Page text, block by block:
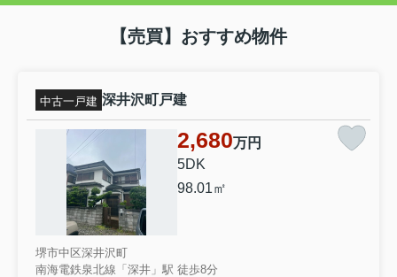
【売買】おすすめ物件
中古一戸建 深井沢町戸建
2,680万円
5DK
98.01㎡
堺市中区深井沢町
南海電鉄泉北線「深井」駅 徒歩8分